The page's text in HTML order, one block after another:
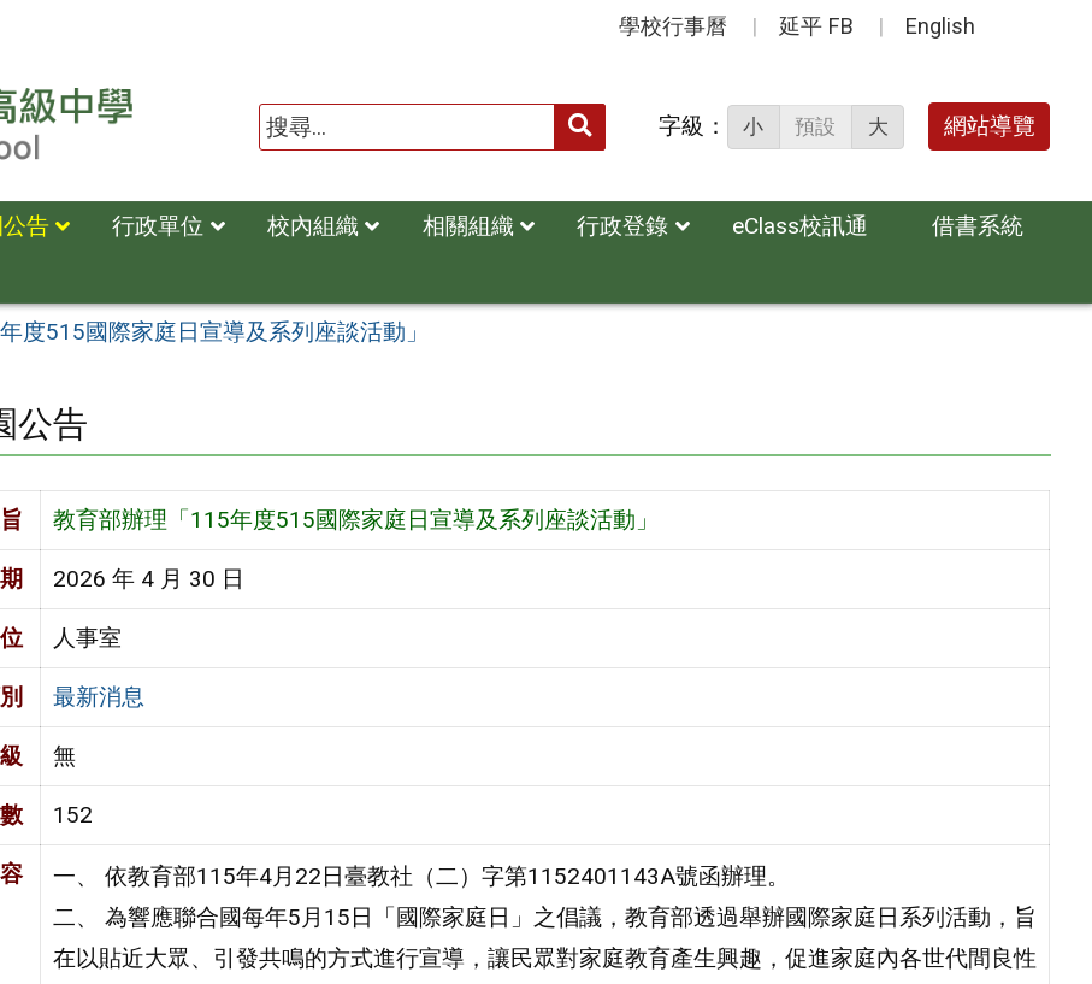
學校行事曆 延平 FB English
送出 字級： 小 預設 大 網站導覽
告 行政單位 校內組織 相關組織 行政登錄 eClass校訊通
借書系統
度515國際家庭日宣導及系列座談活動」
公告
教育部辦理「115年度515國際家庭日宣導及系列座談活動」
2026 年 4 月 30 日
人事室
最新消息
無
152
一、 依教育部115年4月22日臺教社（二）字第1152401143A號函辦理。
二、 為響應聯合國每年5月15日「國際家庭日」之倡議，教育部透過舉辦國際家庭日系列活動，旨
在以貼近大眾、引發共鳴的方式進行宣導，讓民眾對家庭教育產生興趣，促進家庭內各世代間良性